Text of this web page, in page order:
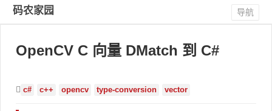
码农家园 导航
OpenCV C 向量 DMatch 到 C#
c# c++ opencv type-conversion vector